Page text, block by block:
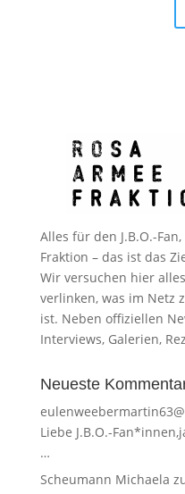
Alles für den J.B.O.-
Fraktion – das ist das
Wir versuchen hier
verlinken, was im Netz
ist. Neben offiziellen
Interviews, Galerien,
Neueste
Liebe J.B.O.-
…
Scheumann Michaela